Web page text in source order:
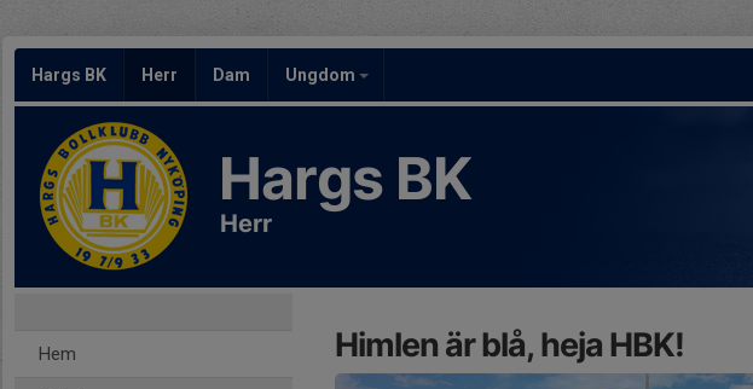
Hargs BK Herr Dam Ungdom
Hargs BK
Herr
Hem Himlen är blå, heja HBK!